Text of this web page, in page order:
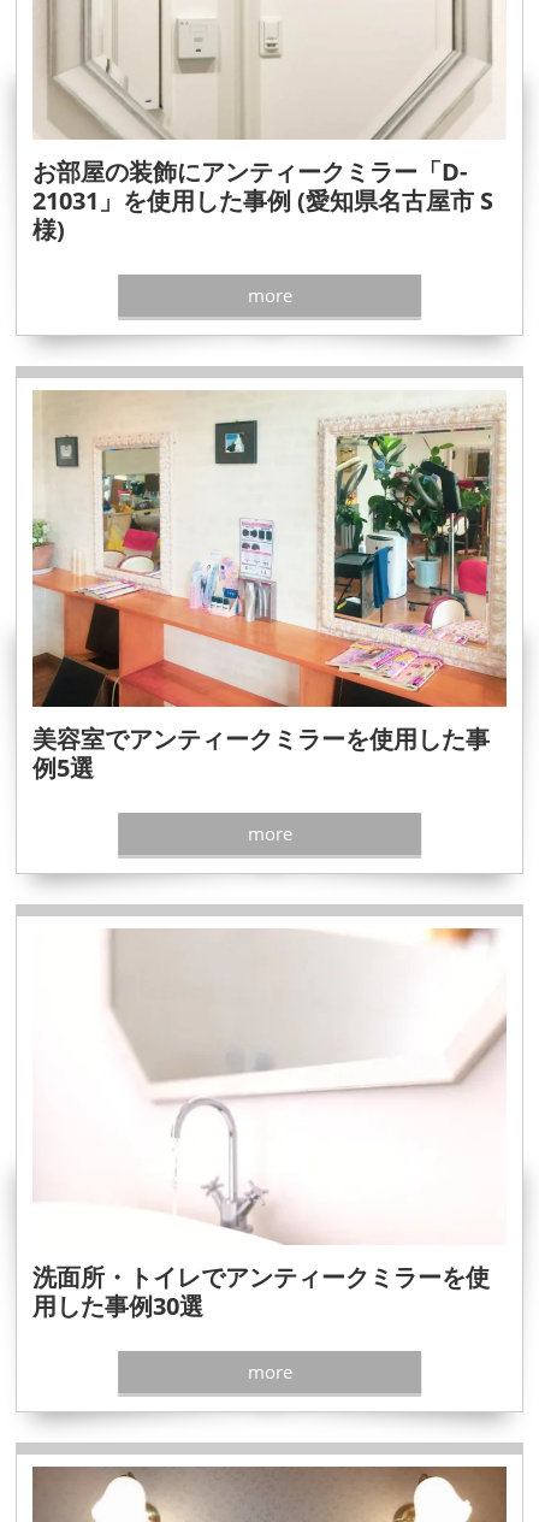
お部屋の装飾にアンティークミラー「D-
21031」を使用した事例 (愛知県名古屋市 S
様)
more
美容室でアンティークミラーを使用した事
例5選
more
洗面所・トイレでアンティークミラーを使
用した事例30選
more